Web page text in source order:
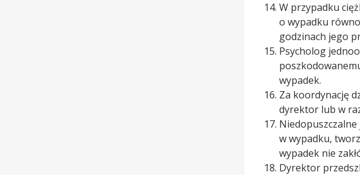
W przypadku
o wypadku
godzinach jego
Psycholog
wypadek.
Za koordynację
dyrektor lub w
w wypadku,
wypadek nie
Dyrektor